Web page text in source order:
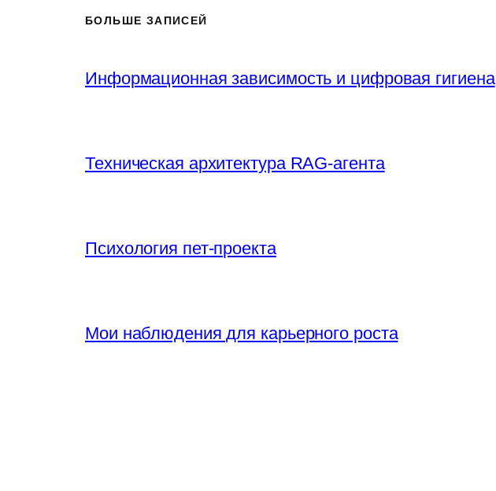
БОЛЬШЕ ЗАПИСЕЙ
Информационная зависимость и цифровая гигиена
Техническая архитектура RAG-агента
Психология пет-проекта
Мои наблюдения для карьерного роста